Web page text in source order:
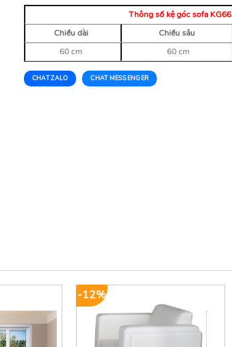
Thông số kệ góc sofa KG66
Chiều dài
Chiều sâu
60 cm
60 cm
CHAT ZALO CHAT MESSENGER
-12%